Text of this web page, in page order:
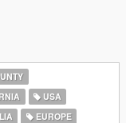
USA
EUROPE